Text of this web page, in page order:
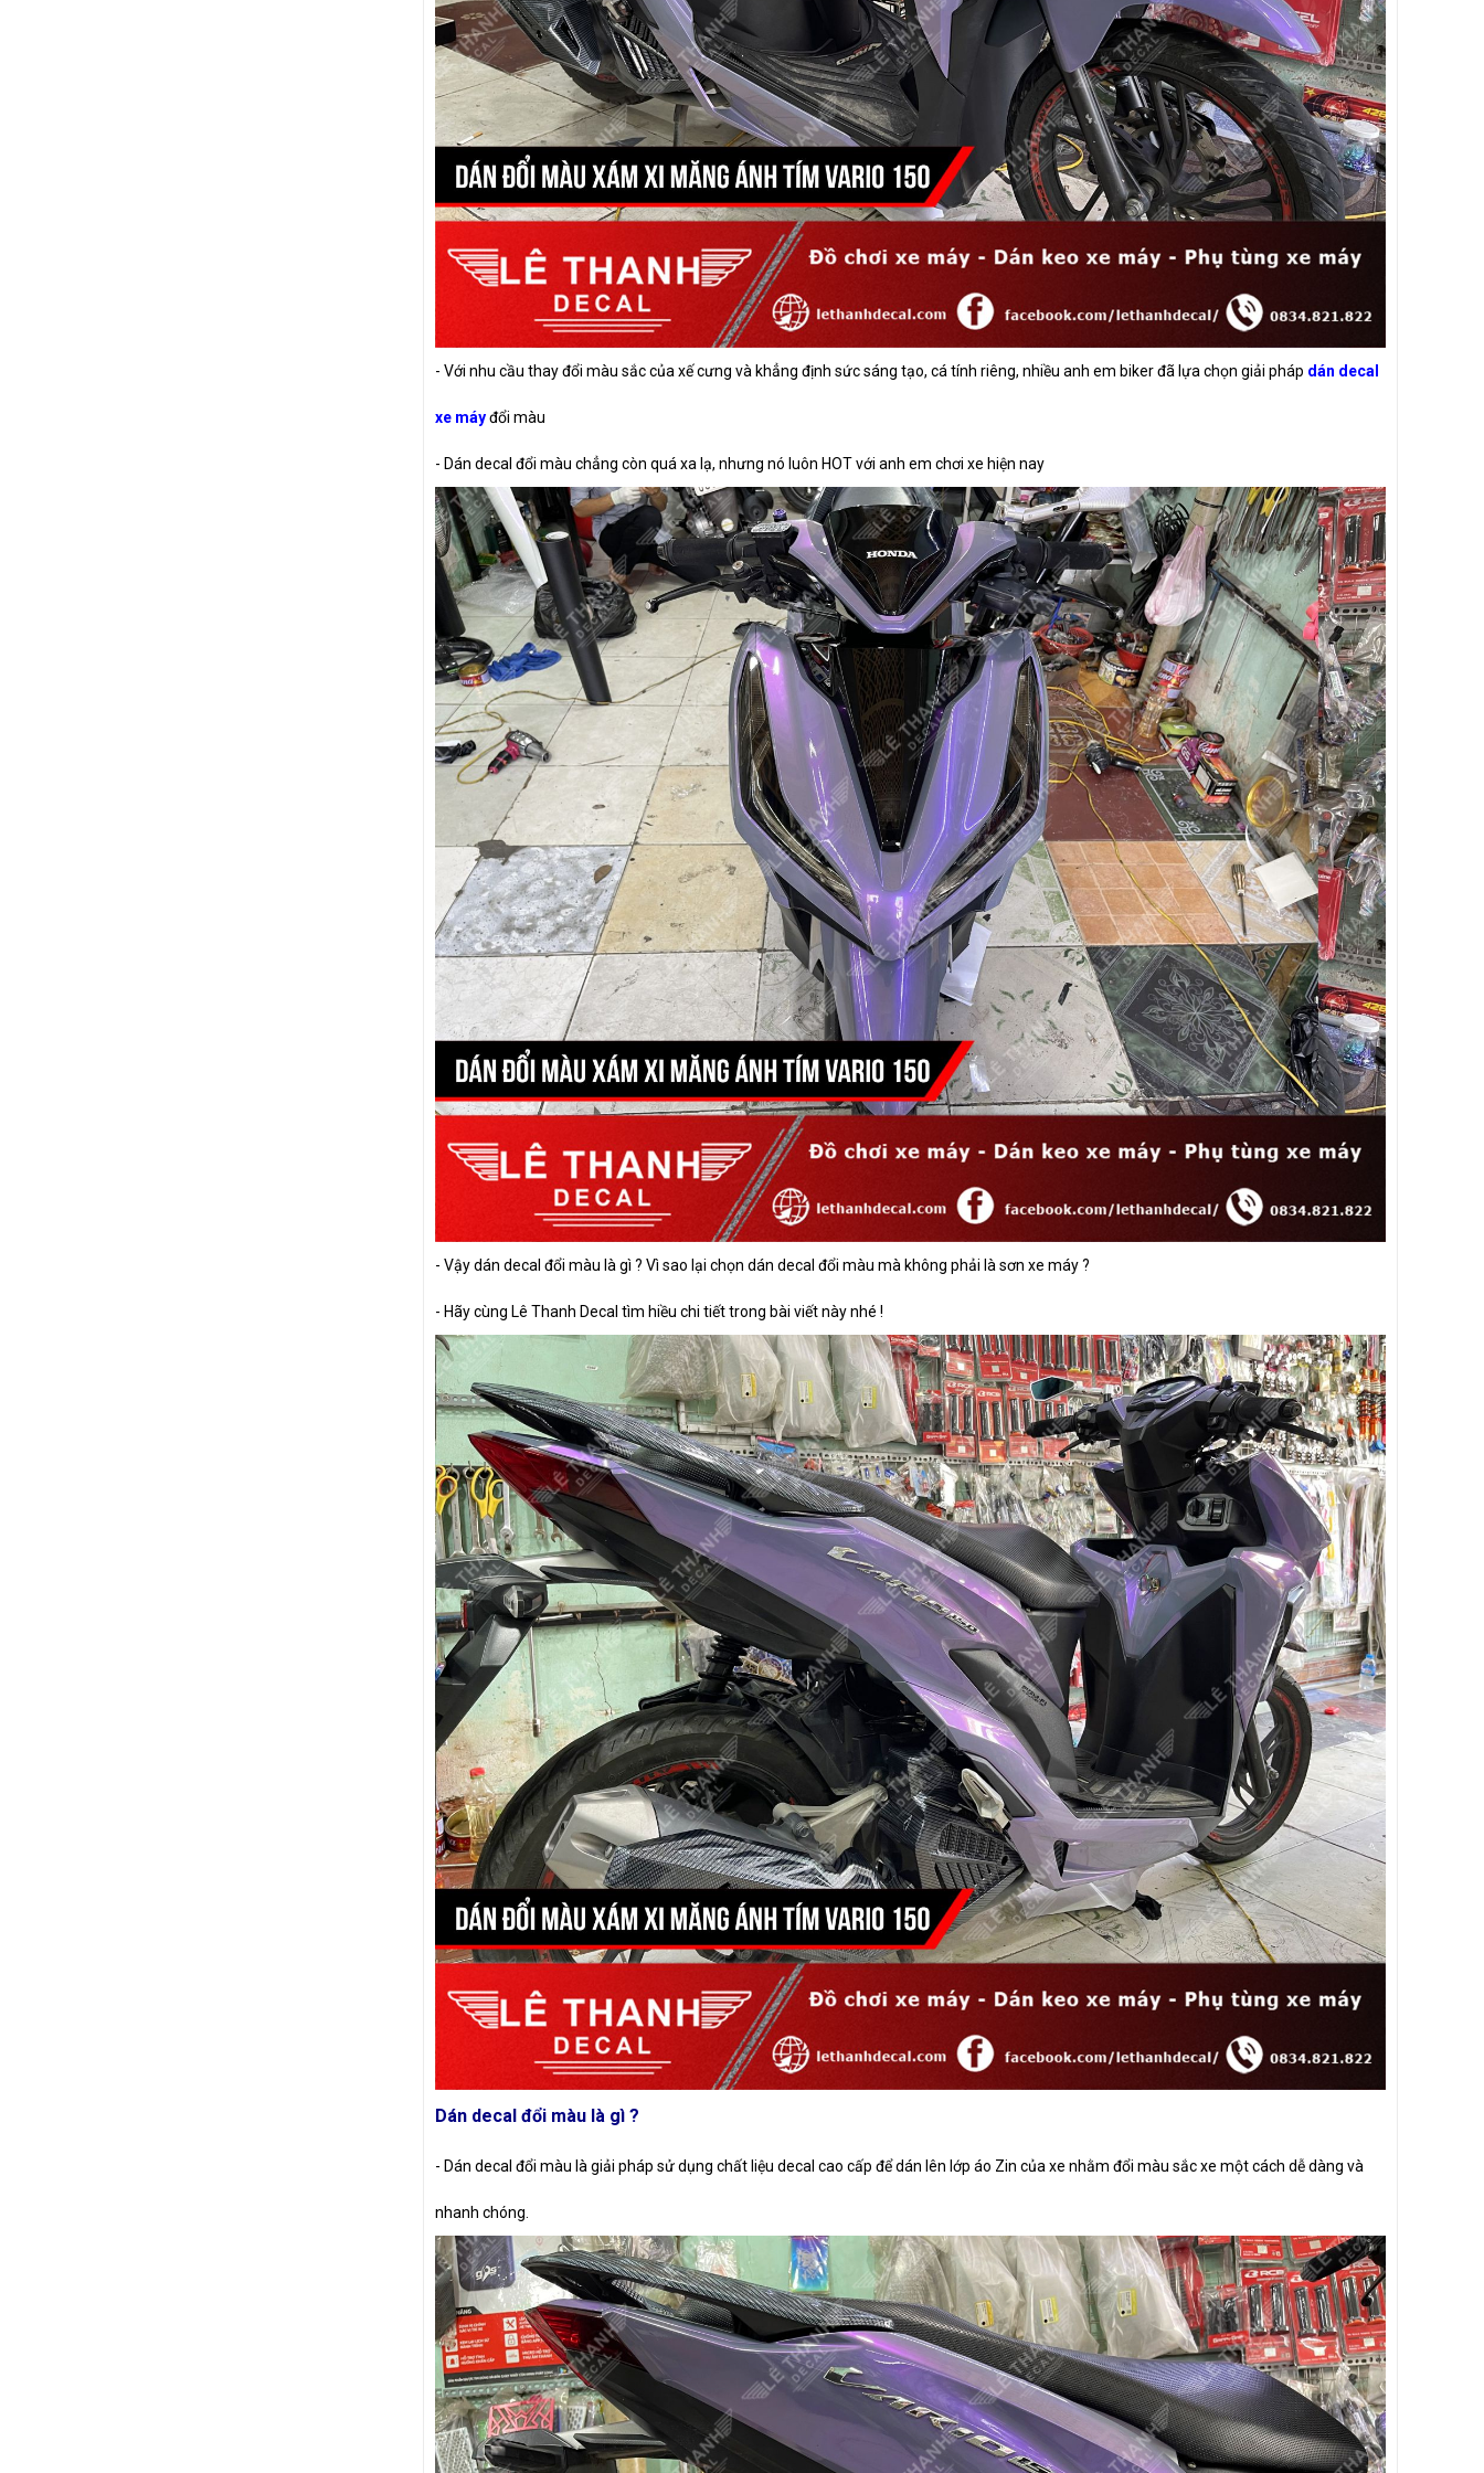
SIRIUS
NVX
LEAD
- Với nhu cầu thay đổi màu sắc của xế cưng và khẳng định sức sáng tạo, cá tính riêng, nhiều anh em biker đã lựa chọn giải pháp dán decal
xe máyđổi màu
- Dán decal đổi màu chẳng còn quá xa lạ, nhưng nó luôn HOT với anh em chơi xe hiện nay
- Vậy dán decal đổi màu là gì ? Vì sao lại chọn dán decal đổi màu mà không phải là sơn xe máy ?
- Hãy cùng Lê Thanh Decal tìm hiều chi tiết trong bài viết này nhé !
Dán decal đổi màu là gì ?
- Dán decal đổi màu là giải pháp sử dụng chất liệu decal cao cấp để dán lên lớp áo Zin của xe nhằm đổi màu sắc xe một cách dễ dàng và
nhanh chóng.